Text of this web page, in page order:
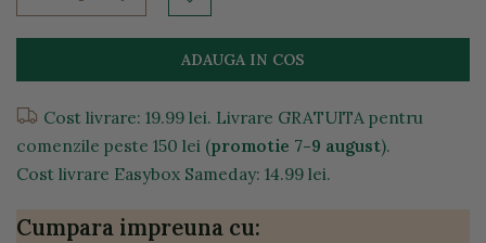
ADAUGA IN COS
Cost livrare: 19.99 lei. Livrare GRATUITA pentru
comenzile peste 150 lei (promotie 7-9 august).
Cost livrare Easybox Sameday: 14.99 lei.
Cumpara impreuna cu: